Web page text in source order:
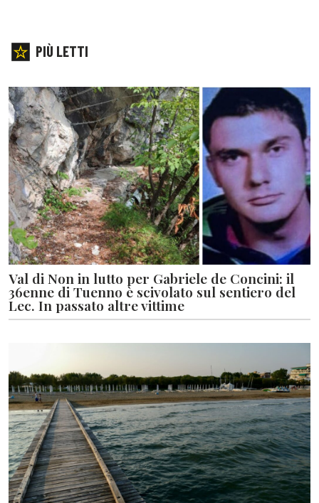
PIÙ LETTI
Val di Non in lutto per Gabriele de Concini: il
36enne di Tuenno è scivolato sul sentiero del
Lec. In passato altre vittime